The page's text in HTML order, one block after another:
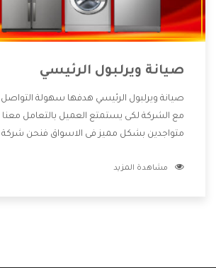
صيانة ويرلبول الرئيسي
صيانة ويرلبول الرئيسي هدفها سهولة
مع الشركة لكى يستمتع العميل بالتعامل معنا
متواجدين بشكل مميز فى الاسواق فنحن شركة
الشركة بها والتى تكون منها خدمة الصيانة
مشاهدة المزيد